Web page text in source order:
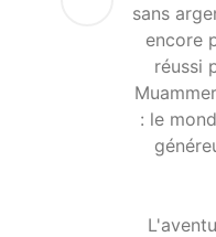
sans
encore
réussi
: le